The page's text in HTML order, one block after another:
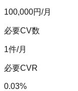
100,000円/月
必要CV数
1件/月
必要CVR
0.03%